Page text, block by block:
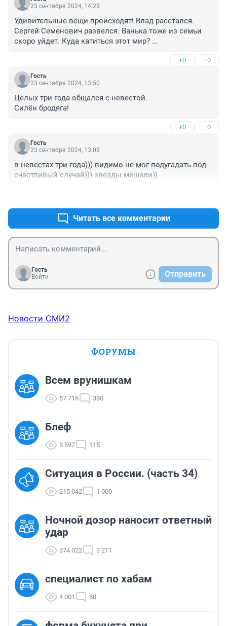
23 сентября 2024, 14:23
Удивительные вещи происходят! Влад расстался.
Сергей Семенович развелся. Ванька тоже из семьи
скоро уйдет. Куда катиться этот мир?
+0 –0
Гость
23 сентября 2024, 13:50
Целых три года общался с невестой.
Силён бродяга!
+0 –0
Гость
23 сентября 2024, 13:03
в невестах три года))) видимо не мог подугадать под
счастливый случай))) звезды мешали))
Читать все комментарии
Гость
Войти
Отправить
Новости СМИ2
ФОРУМЫ
Всем врунишкам
57 716 380
Блеф
8 597 115
Ситуация в России. (часть 34)
215 042 1 000
Ночной дозор наносит ответный
удар
374 022 3 211
cпециалист по хабам
4 001 50